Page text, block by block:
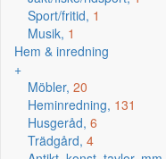
Sport/fritid, 1
Musik, 1
Hem & inredning
+
Möbler, 20
Heminredning, 131
Husgeråd, 6
Trädgård, 4